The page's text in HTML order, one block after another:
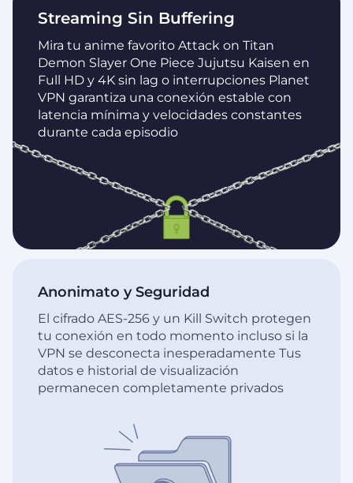
Streaming Sin Buffering
Mira tu anime favorito Attack on Titan
Demon Slayer One Piece Jujutsu Kaisen en
Full HD y 4K sin lag o interrupciones Planet
VPN garantiza una conexión estable con
latencia mínima y velocidades constantes
durante cada episodio
Anonimato y Seguridad
El cifrado AES-256 y un Kill Switch protegen
tu conexión en todo momento incluso si la
VPN se desconecta inesperadamente Tus
datos e historial de visualización
permanecen completamente privados